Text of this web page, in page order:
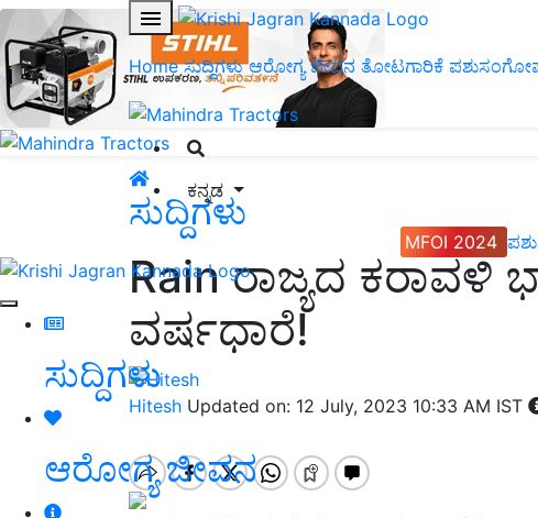
Home ಸುದ್ದಿಗಳು ಆರೋಗ್ಯ ಜೀವನ ತೋಟಗಾರಿಕೆ
ಕನ್ನಡ
MFOI 2024
ಸುದ್ದಿಗಳು
ಆರೋಗ್ಯ ಜೀವನ
ಸುದ್ದಿಗಳು
Rain ರಾಜ್ಯದ ಕರಾವಳಿ
ವರ್ಷಧಾರೆ!
Hitesh Updated on: 12 July, 2023 10:33 AM IST